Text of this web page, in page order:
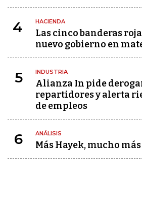
4 HACIENDA
Las cinco banderas
nuevo gobierno en
5 INDUSTRIA
Alianza In pide
repartidores y alerta
de empleos
6 ANÁLISIS
Más Hayek, mucho